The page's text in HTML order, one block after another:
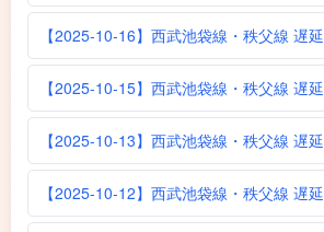
【2025-10-16】西武池袋線・秩父線 遅延
【2025-10-15】西武池袋線・秩父線 遅延
【2025-10-13】西武池袋線・秩父線 遅延
【2025-10-12】西武池袋線・秩父線 遅延